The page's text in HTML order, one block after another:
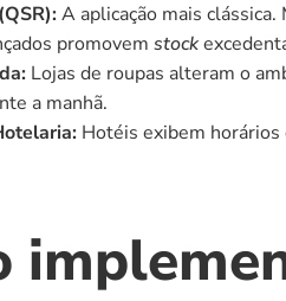
A aplicação mais
promovem stock
Lojas de roupas alteram o
a manhã.
Hotéis exibem horários